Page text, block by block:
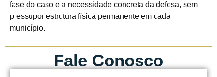
fase do caso e a necessidade concreta da defesa, sem
pressupor estrutura física permanente em cada
município.
Fale Conosco